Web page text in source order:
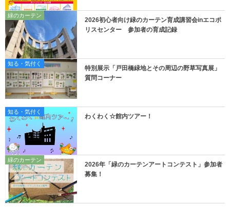
緑のカーテン
2026初心者向け緑のカーテン育成講習会inエコポ
リスセンター 参加者の育成記録
知る・気付く
特別展示「戸田橋緑地とその周辺の野草写真展」
質問コーナー
知る・気付く
わくわく☆館内ツアー！
緑のカーテン
2026年「緑のカーテンアートコンテスト」参加者
募集！